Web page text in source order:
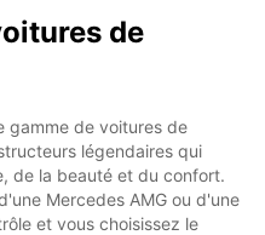
de
gamme de voitures de
légendaires qui
de la beauté et du confort.
Mercedes AMG ou d'une
et vous choisissez le